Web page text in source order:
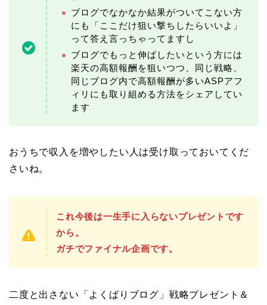
ブログでなかなか結果がついてこない方
にも「ここだけ狙い撃ちしたらいいよ」
って答え言っちゃってますし
ブログでもっと伸ばしたいという方には
楽天の高額報酬を狙いつつ、同じ戦略、
同じブログ内で高額報酬が多いASPアフ
ィリにも取り組める方法をシェアしてい
ます
おうちで収入を増やしたい人は受け取っておいてくだ
さいね。
これ今後は一生手に入らないプレゼントです
から。
ガチでファイナル企画です。
二度と出さない「よくばりブログ」戦略プレゼント＆